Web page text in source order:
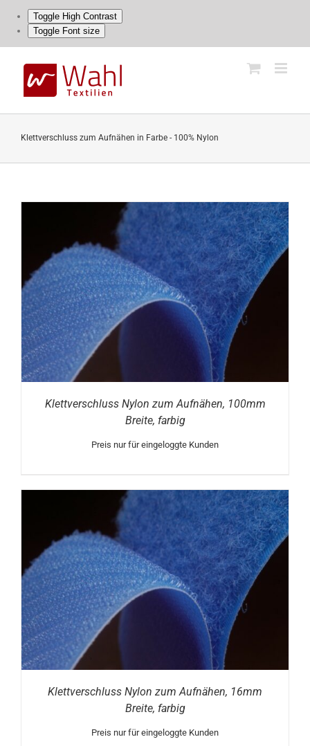
Toggle High Contrast
Toggle Font size
content
Klettverschluss zum Aufnähen in Farbe - 100% Nylon
Klettverschluss Nylon zum Aufnähen, 100mm
Breite, farbig
Preis nur für eingeloggte Kunden
Klettverschluss Nylon zum Aufnähen, 16mm
Breite, farbig
Preis nur für eingeloggte Kunden